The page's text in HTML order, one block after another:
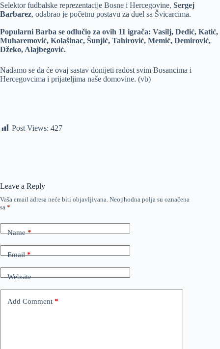
Selektor fudbalske reprezentacije Bosne i Hercegovine, Sergej
Barbarez, odabrao je početnu postavu za duel sa Švicarcima.
Popularni Barba se odlučio za ovih 11 igrača: Vasilj, Dedić, Katić,
Muharemović, Kolašinac, Šunjić, Tahirović, Memić, Demirović,
Džeko, Alajbegović.
Nadamo se da će ovaj sastav donijeti radost svim Bosancima i
Hercegovcima i prijateljima naše domovine. (vb)
Post Views: 427
Leave a Reply
Vaša email adresa neće biti objavljivana. Neophodna polja su označena
sa *
Name*
Email*
Website
Add Comment *